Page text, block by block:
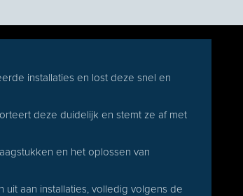
installaties en lost deze snel en
deze duidelijk en stemt ze af met
en het oplossen van
aan installaties, volledig volgens de